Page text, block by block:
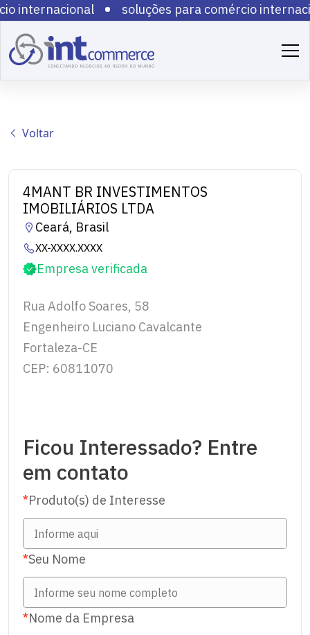
internacional
soluções para comércio
internacional
soluções para comércio
internacional
soluções para comércio
internacional
soluções para comércio
internacional
Voltar
4MANT BR INVESTIMENTOS
IMOBILIÁRIOS LTDA
Ceará, Brasil
XX-XXXX.XXXX
Empresa verificada
Rua Adolfo Soares, 58
Engenheiro Luciano Cavalcante
Fortaleza-CE
CEP: 60811070
Ficou Interessado? Entre
em contato
*Produto(s) de Interesse
*Seu Nome
*Nome da Empresa